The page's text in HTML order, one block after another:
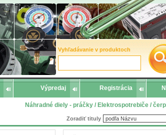
Vyhľadávanie v produktoch
Výpredaj Registrácia
Náhradné diely - práčky / Elektrospotrebiče /
Zoradiť tituly